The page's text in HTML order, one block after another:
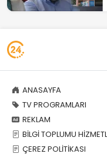
ANASAYFA
TV PROGRAMLARI
REKLAM
BİLGİ TOPLUMU
ÇEREZ POLİTİKASI